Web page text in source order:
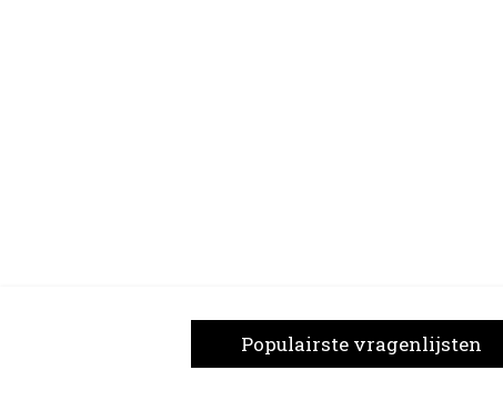
Populairste vragenlijsten